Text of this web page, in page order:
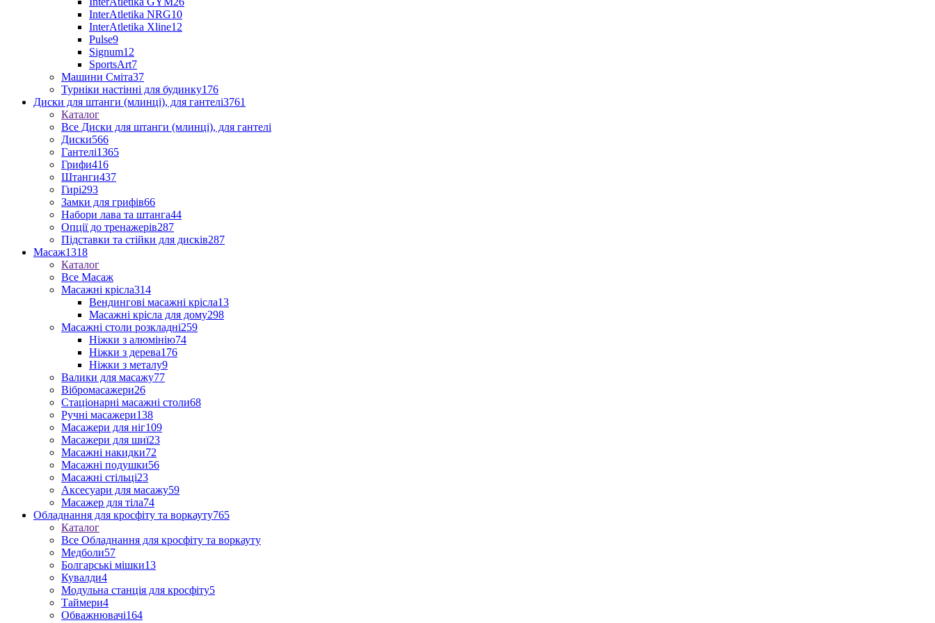
InterAtletika NRG10
InterAtletika Xline12
Pulse9
Signum12
SportsArt7
Машини Сміта37
Турніки настінні для будинку176
Диски для штанги (млинці), для гантелі3761
Каталог
Все Диски для штанги (млинці), для гантелі
Диски566
Гантелі1365
Грифи416
Штанги437
Гирі293
Замки для грифів66
Набори лава та штанга44
Опції до тренажерів287
Підставки та стійки для дисків287
Масаж1318
Каталог
Все Масаж
Масажні крісла314
Вендингові масажні крісла13
Масажні крісла для дому298
Масажні столи розкладні259
Ніжки з алюмінію74
Ніжки з дерева176
Ніжки з металу9
Валики для масажу77
Вібромасажери26
Стаціонарні масажні столи68
Ручні масажери138
Масажери для ніг109
Масажери для шиї23
Масажні накидки72
Масажні подушки56
Масажні стільці23
Аксесуари для масажу59
Масажер для тіла74
Обладнання для кросфіту та воркауту765
Каталог
Все Обладнання для кросфіту та воркауту
Медболи57
Болгарські мішки13
Кувалди4
Модульна станція для кросфіту5
Таймери4
Обважнювачі164